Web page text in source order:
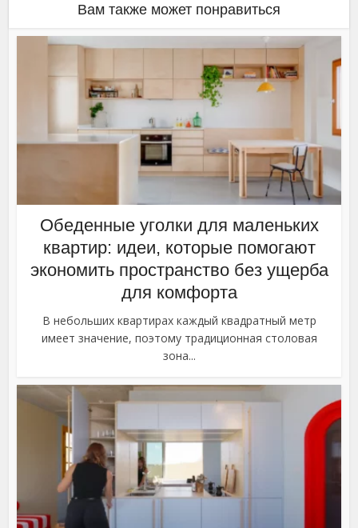
Вам также может понравиться
Обеденные уголки для маленьких
квартир: идеи, которые помогают
экономить пространство без ущерба
для комфорта
В небольших квартирах каждый квадратный метр
имеет значение, поэтому традиционная столовая
зона...